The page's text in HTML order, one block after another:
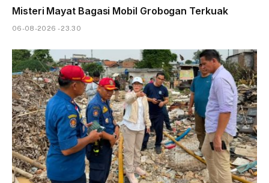
Misteri Mayat Bagasi Mobil Grobogan Terkuak
06-08-2026 - 23.30